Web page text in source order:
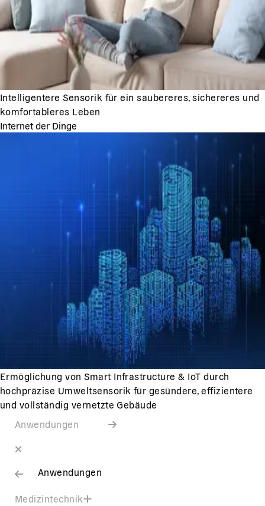
Intelligentere Sensorik für ein saubereres, sichereres und
komfortableres Leben
Internet der Dinge
Ermöglichung von Smart Infrastructure & IoT durch
hochpräzise Umweltsensorik für gesündere, effizientere
und vollständig vernetzte Gebäude
Anwendungen
Anwendungen
Medizintechnik